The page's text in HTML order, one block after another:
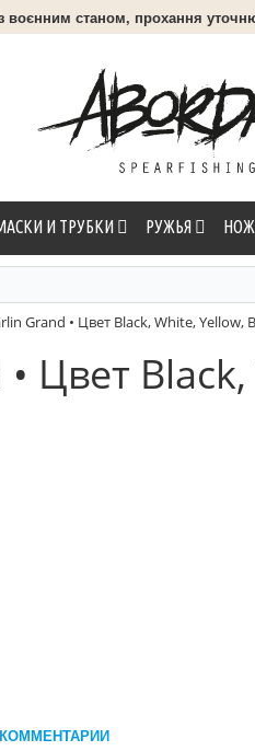
воєнним станом, прохання
И ТРУБКИ РУЖЬЯ
Grand • Цвет Black, White, Yellow,
Цвет
КОММЕНТАРИИ